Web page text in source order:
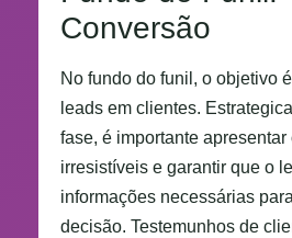
Conversão
No fundo do funil, o objetivo
leads em clientes.
fase, é importante apresentar
irresistíveis e garantir que o
informações necessárias
decisão. Testemunhos de